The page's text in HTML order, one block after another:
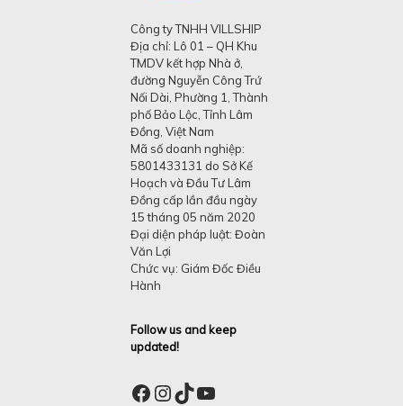
Công ty TNHH VILLSHIP
Địa chỉ: Lô 01 – QH Khu
TMDV kết hợp Nhà ở,
đường Nguyễn Công Trứ
Nối Dài, Phường 1, Thành
phố Bảo Lộc, Tỉnh Lâm
Đồng, Việt Nam
Mã số doanh nghiệp:
5801433131 do Sở Kế
Hoạch và Đầu Tư Lâm
Đồng cấp lần đầu ngày
15 tháng 05 năm 2020
Đại diện pháp luật: Đoàn
Văn Lợi
Chức vụ: Giám Đốc Điều
Hành
Follow us and keep
updated!
Facebook
Instagram
TikTok
YouTube